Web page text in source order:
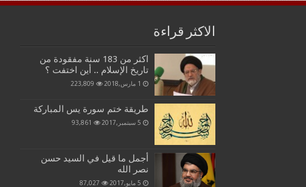
الاكثر قراءة
اكثر من 183 سنة مفقودة من
تاريخ الإسلام .. أين اختفت ؟
1 مارس,2018 223,809
طريقة ختم سورة يس المباركة
5 سبتمبر,2017 93,861
أجمل ما قيل في السيد حسن
نصر الله
5 مايو,2017 87,027